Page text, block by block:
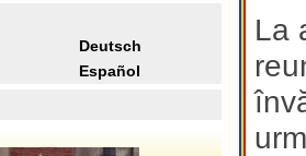
La
Deutsch
Español